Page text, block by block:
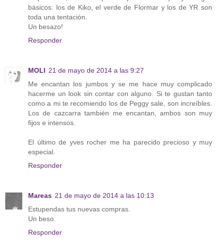
básicos: los de Kiko, el verde de Flormar y los de YR son
toda una tentación.
Un besazo!
Responder
MOLI 21 de mayo de 2014 a las 9:27
Me encantan los jumbos y se me hace muy complicado
hacerme un look sin contar con alguno. Si te gustan tanto
como a mi te recomiendo los de Peggy sale, son increíbles.
Los de cazcarra también me encantan, ambos son muy
fijos e intensos.
El último de yves rocher me ha parecido precioso y muy
especial.
Responder
Mareas 21 de mayo de 2014 a las 10:13
Estupendas tus nuevas compras.
Un beso.
Responder